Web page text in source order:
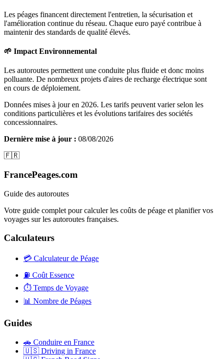
Les péages financent directement l'entretien, la sécurisation et
l'amélioration continue du réseau. Chaque euro payé contribue à
maintenir des standards de qualité élevés.
🌱 Impact Environnemental
Les autoroutes permettent une conduite plus fluide et donc moins
polluante. De nombreux projets d'aires de recharge électrique sont
en cours de déploiement.
Données mises à jour en 2026. Les tarifs peuvent varier selon les
conditions particulières et les évolutions tarifaires des sociétés
concessionnaires.
Dernière mise à jour : 08/08/2026
🇫🇷
FrancePeages.com
Guide des autoroutes
Votre guide complet pour calculer les coûts de péage et planifier vos
voyages sur les autoroutes françaises.
Calculateurs
💳 Calculateur de Péage
⛽ Coût Essence
⏱️ Temps de Voyage
📊 Nombre de Péages
Guides
🚗 Conduire en France
🇺🇸 Driving in France